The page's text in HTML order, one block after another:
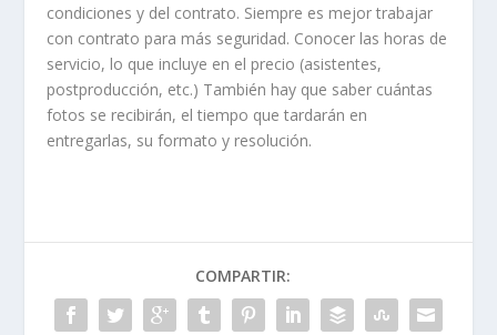
condiciones y del contrato. Siempre es mejor trabajar
con contrato para más seguridad. Conocer las horas de
servicio, lo que incluye en el precio (asistentes,
postproducción, etc.) También hay que saber cuántas
fotos se recibirán, el tiempo que tardarán en
entregarlas, su formato y resolución.
COMPARTIR: